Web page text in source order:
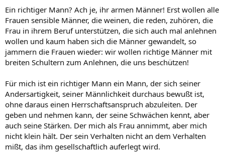
Ein richtiger Mann? Ach je, ihr armen Männer! Erst wollen alle
Frauen sensible Männer, die weinen, die reden, zuhören, die
Frau in ihrem Beruf unterstützen, die sich auch mal anlehnen
wollen und kaum haben sich die Männer gewandelt, so
jammern die Frauen wieder: wir wollen richtige Männer mit
breiten Schultern zum Anlehnen, die uns beschützen!
Für mich ist ein richtiger Mann ein Mann, der sich seiner
Andersartigkeit, seiner Männlichkeit durchaus bewußt ist,
ohne daraus einen Herrschaftsanspruch abzuleiten. Der
geben und nehmen kann, der seine Schwächen kennt, aber
auch seine Stärken. Der mich als Frau annimmt, aber mich
nicht klein hält. Der sein Verhalten nicht an dem Verhalten
mißt, das ihm gesellschaftlich auferlegt wird.